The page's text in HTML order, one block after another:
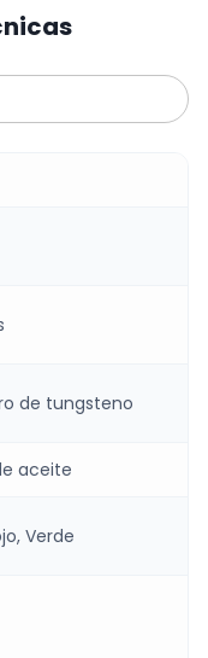
de tungsteno
aceite
Verde